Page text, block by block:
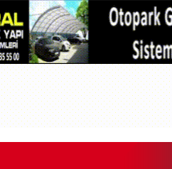
Eğlence